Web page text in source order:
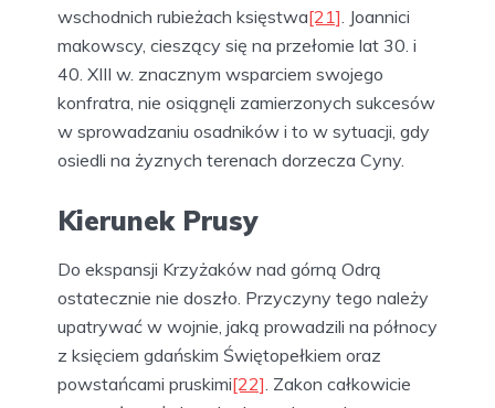
wschodnich rubieżach księstwa[21] . Joannici
makowscy, cieszący się na przełomie lat 30. i
40. XIII w. znacznym wsparciem swojego
konfratra, nie osiągnęli zamierzonych sukcesów
w sprowadzaniu osadników i to w sytuacji, gdy
osiedli na żyznych terenach dorzecza Cyny.
Kierunek Prusy
Do ekspansji Krzyżaków nad górną Odrą
ostatecznie nie doszło. Przyczyny tego należy
upatrywać w wojnie, jaką prowadzili na północy
z księciem gdańskim Świętopełkiem oraz
powstańcami pruskimi[22]. Zakon całkowicie